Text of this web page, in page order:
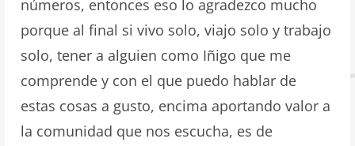
números, entonces eso lo agradezco mucho
porque al final si vivo solo, viajo solo y trabajo
solo, tener a alguien como Iñigo que me
comprende y con el que puedo hablar de
estas cosas a gusto, encima aportando valor a
la comunidad que nos escucha, es de